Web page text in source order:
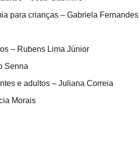
para crianças – Gabriela Fernandes
– Rubens Lima Júnior
Senna
e adultos – Juliana Correia
Morais